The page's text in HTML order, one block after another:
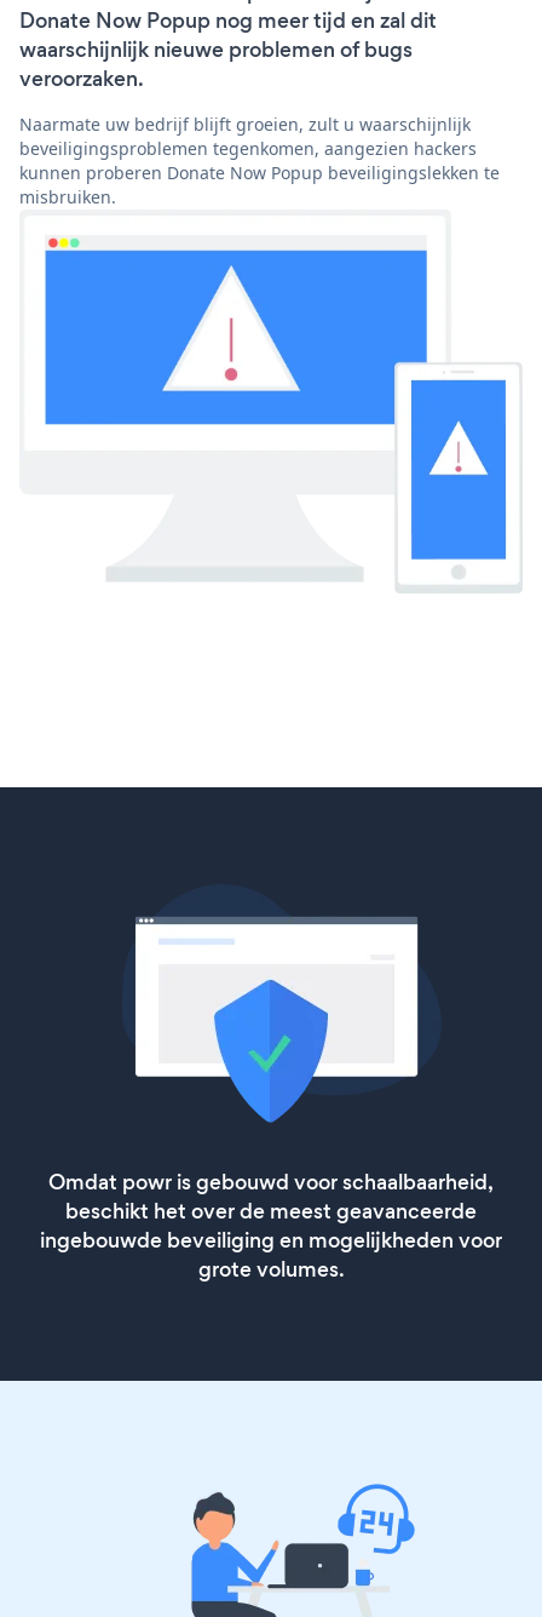
Donate Now Popup nog meer tijd en zal dit
waarschijnlijk nieuwe problemen of bugs
veroorzaken.
Naarmate uw bedrijf blijft groeien, zult u waarschijnlijk
beveiligingsproblemen tegenkomen, aangezien hackers
kunnen proberen Donate Now Popup beveiligingslekken te
misbruiken.
Omdat powr is gebouwd voor schaalbaarheid,
beschikt het over de meest geavanceerde
ingebouwde beveiliging en mogelijkheden voor
grote volumes.